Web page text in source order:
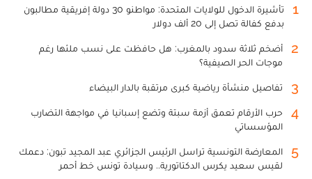
1
تأشيرة الدخول للولايات المتحدة: مواطنو 30 دولة إفريقية مطالبون
بدفع كفالة تصل إلى 20 ألف دولار
2
أضخم ثلاثة سدود بالمغرب: هل حافظت على نسب ملئها رغم
موجات الحر الصيفية؟
3 تفاصيل منشأة رياضية كبرى مرتقبة بالدار البيضاء
4
حرب الأرقام تعمق أزمة سبتة وتضع إسبانيا في مواجهة التضارب
المؤسساتي
5
المعارضة التونسية تراسل الرئيس الجزائري عبد المجيد تبون: دعمك
لقيس سعيد يكرس الدكتاتورية.. وسيادة تونس خط أحمر